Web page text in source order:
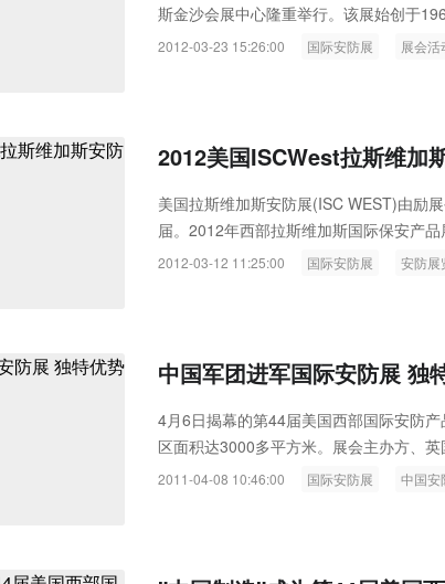
斯金沙会展中心隆重举行。该展始创于
Exhibitions)主办、美国安防协会(SIA)协
2012-03-23 15:26:00 国际安防展 展会活
2012美国ISCWest拉斯维加
美国拉斯维加斯安防展(ISC WEST)由励
届。2012年西部拉斯维加斯国际保安产
2012-03-12 11:25:00 国际安防展 安防展
中国军团进军国际安防展 独
4月6日揭幕的第44届美国西部国际安防
区面积达3000多平方米。展会主办方、
国企业不断拿出新的产品，努力缩小与世
2011-04-08 10:46:00 国际安防展 中国安